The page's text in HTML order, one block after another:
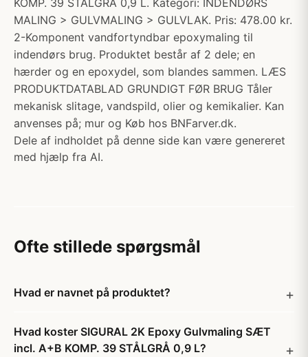
KOMP. 39 STÅLGRÅ 0,9 L. Kategori: INDENDØRS
MALING > GULVMALING > GULVLAK. Pris: 478.00 kr.
2-Komponent vandfortyndbar epoxymaling til
indendørs brug. Produktet består af 2 dele; en
hærder og en epoxydel, som blandes sammen. LÆS
PRODUKTDATABLAD GRUNDIGT FØR BRUG Tåler
mekanisk slitage, vandspild, olier og kemikalier. Kan
anvenses på; mur og Køb hos BNFarver.dk.
Dele af indholdet på denne side kan være genereret
med hjælp fra AI.
Ofte stillede spørgsmål
Hvad er navnet på produktet?
Hvad koster SIGURAL 2K Epoxy Gulvmaling SÆT
incl. A+B KOMP. 39 STÅLGRÅ 0,9 L?